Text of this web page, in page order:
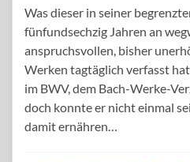
Was dieser in seiner
fünfundsechzig Jahren an
anspruchsvollen, bisher
Werken tagtäglich verfasst
im BWV, dem Bach-Werke-
doch konnte er nicht einmal
damit ernähren…